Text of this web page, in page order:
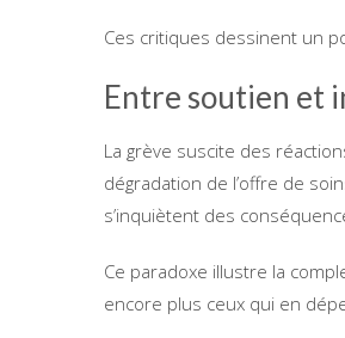
Ces critiques dessinent un
Entre soutien et
La grève suscite des
dégradation de l’offre de
s’inquiètent des
Ce paradoxe illustre la
encore plus ceux qui en